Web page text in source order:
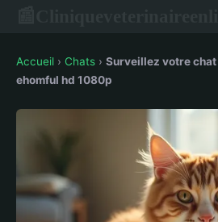
Accueil › Chats › Surveillez votre
ehomful hd 1080p